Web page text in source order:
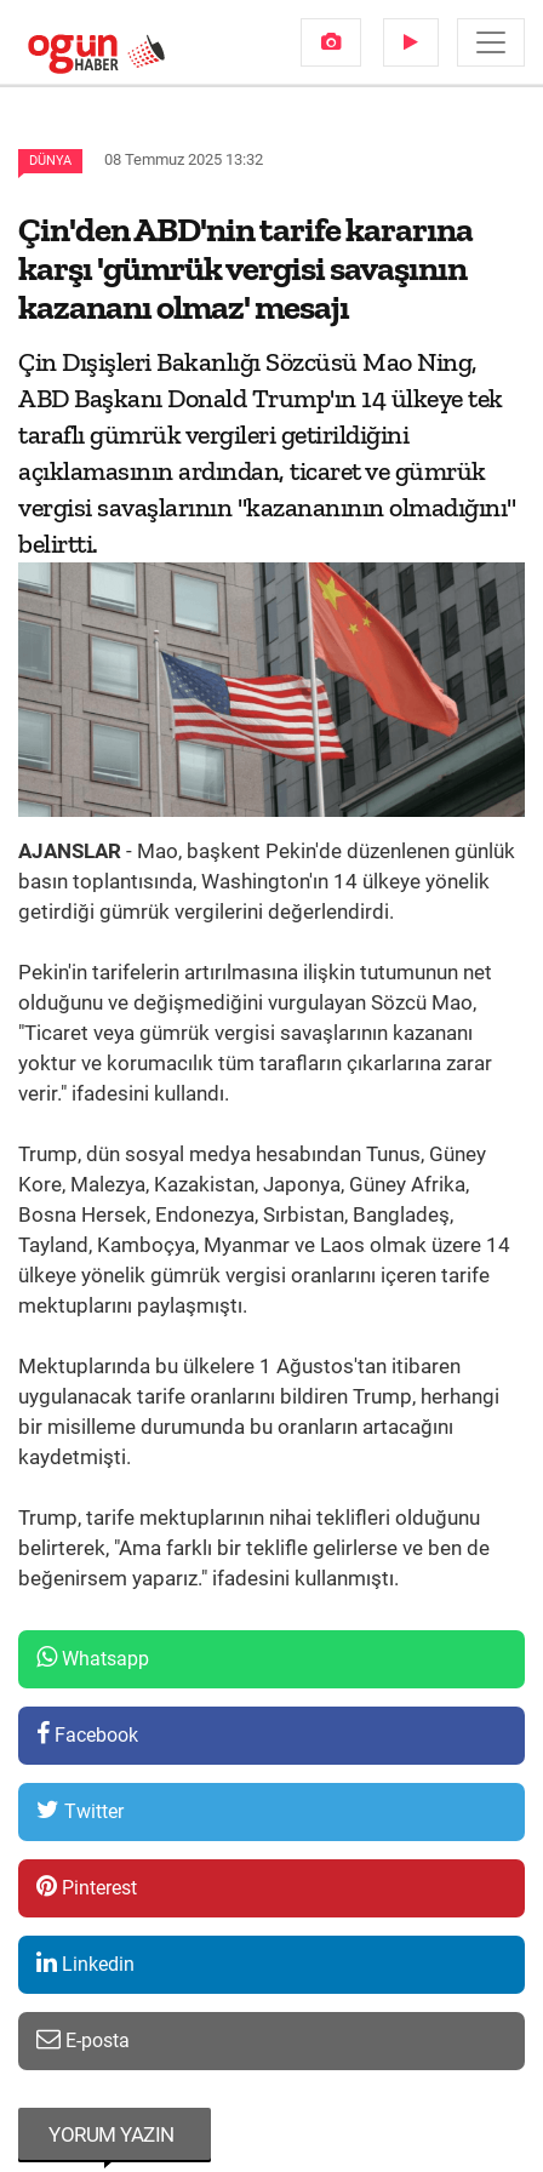
DÜNYA 08 Temmuz 2025 13:32
Çin'den ABD'nin tarife kararına
karşı 'gümrük vergisi savaşının
kazananı olmaz' mesajı
Çin Dışişleri Bakanlığı Sözcüsü Mao Ning,
ABD Başkanı Donald Trump'ın 14 ülkeye tek
taraflı gümrük vergileri getirildiğini
açıklamasının ardından, ticaret ve gümrük
vergisi savaşlarının "kazananının olmadığını"
belirtti.
AJANSLAR - Mao, başkent Pekin'de düzenlenen günlük
basın toplantısında, Washington'ın 14 ülkeye yönelik
getirdiği gümrük vergilerini değerlendirdi.
Pekin'in tarifelerin artırılmasına ilişkin tutumunun net
olduğunu ve değişmediğini vurgulayan Sözcü Mao,
"Ticaret veya gümrük vergisi savaşlarının kazananı
yoktur ve korumacılık tüm tarafların çıkarlarına zarar
verir." ifadesini kullandı.
Trump, dün sosyal medya hesabından Tunus, Güney
Kore, Malezya, Kazakistan, Japonya, Güney Afrika,
Bosna Hersek, Endonezya, Sırbistan, Bangladeş,
Tayland, Kamboçya, Myanmar ve Laos olmak üzere 14
ülkeye yönelik gümrük vergisi oranlarını içeren tarife
mektuplarını paylaşmıştı.
Mektuplarında bu ülkelere 1 Ağustos'tan itibaren
uygulanacak tarife oranlarını bildiren Trump, herhangi
bir misilleme durumunda bu oranların artacağını
kaydetmişti.
Trump, tarife mektuplarının nihai teklifleri olduğunu
belirterek, "Ama farklı bir teklifle gelirlerse ve ben de
beğenirsem yaparız." ifadesini kullanmıştı.
Whatsapp
Facebook
Twitter
Pinterest
Linkedin
E-posta
YORUM YAZIN